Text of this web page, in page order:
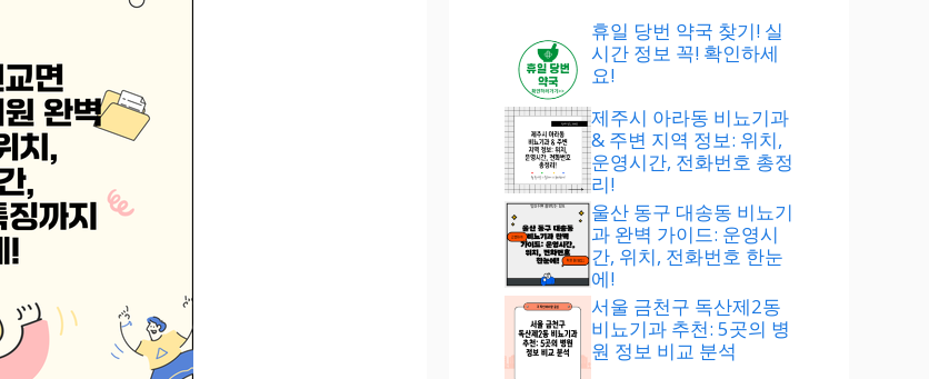
휴일 당번 약국 찾기! 실
시간 정보 꼭! 확인하세
요!
제주시 아라동 비뇨기과
& 주변 지역 정보: 위치,
운영시간, 전화번호 총정
리!
울산 동구 대송동 비뇨기
과 완벽 가이드: 운영시
간, 위치, 전화번호 한눈
에!
서울 금천구 독산제2동
비뇨기과 추천: 5곳의 병
원 정보 비교 분석